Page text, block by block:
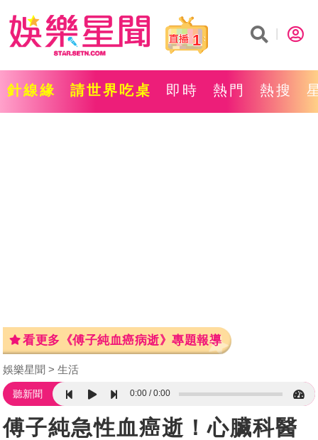
1
針線緣 請世界吃桌 即時 熱門 熱搜
看更多《傅子純血癌病逝》專題報導
娛樂星聞 生活
聽新聞 0:00 0:00
傅子純急性血癌逝！心臟科醫